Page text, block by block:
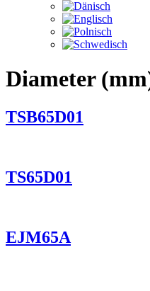
Diameter
TSB65D01
TS65D01
EJM65A